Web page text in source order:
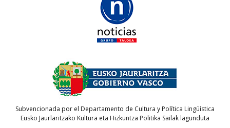
Subvencionada por el Departamento de Cultura y Política Lingüística
Eusko Jaurlaritzako Kultura eta Hizkuntza Politika Sailak lagunduta